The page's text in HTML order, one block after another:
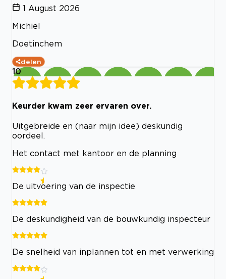
1 August 2026
Michiel
Doetinchem
delen
10
Keurder kwam zeer ervaren over.
Uitgebreide en (naar mijn idee) deskundig
oordeel.
Het contact met kantoor en de planning
De uitvoering van de inspectie
De deskundigheid van de bouwkundig inspecteur
De snelheid van inplannen tot en met verwerking